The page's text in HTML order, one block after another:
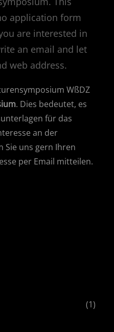
application form
are interested in
an email and let
web address.
WßDZ
. Dies bedeutet, es
für das
an der
Sie uns gern Ihren
per Email mitteilen.
(1)